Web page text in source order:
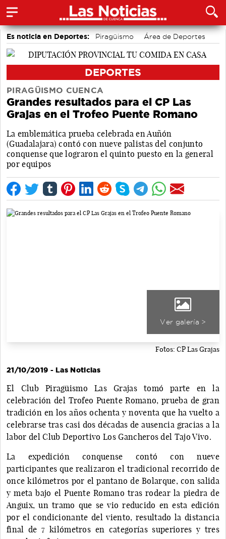
Es noticia en Deportes: Piragüismo
Área de Deportes
Bolos conquenses
DEPORTES
PIRAGÜISMO CUENCA
Grandes resultados para el CP Las
Grajas en el Trofeo Puente Romano
La emblemática prueba celebrada en Auñón
(Guadalajara) contó con nueve palistas del conjunto
conquense que lograron el quinto puesto en la general
por equipos
Ver galería >
Fotos: CP Las Grajas
21/10/2019 - Las Noticias
El Club Piragüismo Las Grajas tomó parte en la
celebración del Trofeo Puente Romano, prueba de gran
tradición en los años ochenta y noventa que ha vuelto a
celebrarse tras casi dos décadas de ausencia gracias a la
labor del Club Deportivo Los Gancheros del Tajo Vivo.
La expedición conquense contó con nueve
participantes que realizaron el tradicional recorrido de
once kilómetros por el pantano de Bolarque, con salida
y meta bajo el Puente Romano tras rodear la piedra de
Anguix, un tramo que se vio reducido en esta edición
por el condicionante del viento, resultado la distancia
final de 7 kilómetros en categorías superiores y tres